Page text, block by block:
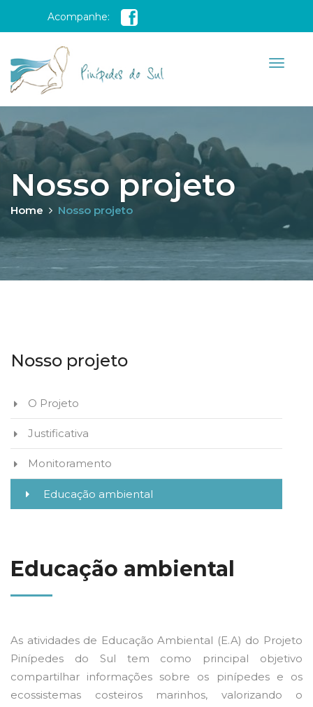
Acompanhe:
Nosso projeto
Home Nosso projeto
Nosso projeto
O Projeto
Justificativa
Monitoramento
Educação ambiental
Educação ambiental
As atividades de Educação Ambiental (E.A) do Projeto
Pinípedes do Sul tem como principal objetivo
compartilhar informações sobre os pinípedes e os
ecossistemas costeiros marinhos, valorizando o